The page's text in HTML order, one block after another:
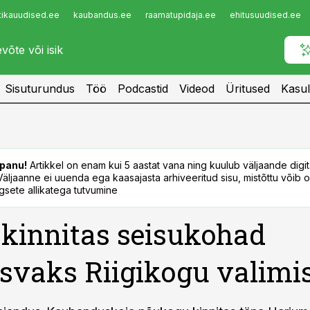
kaubandus.ee raamatupidaja.ee ehitusuudised.ee
Infopank
Sisuturundus Töö Podcastid Videod Üritused
Artikkel on enam kui 5 aastat vana ning kuulub väljaande
ei uuenda ega kaasajasta arhiveeritud sisu, mistõttu võib
allikatega tutvumine
seisukohad
Riigikogu